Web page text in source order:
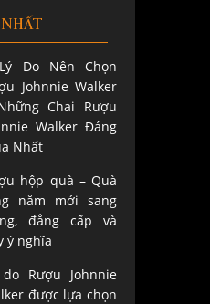
Do Nên Chọn
Johnnie Walker
Chai Rượu
Walker Đáng
Nhất
hộp quà – Quà
năm mới sang
đẳng cấp và
ý nghĩa
Rượu Johnnie
được lựa chọn